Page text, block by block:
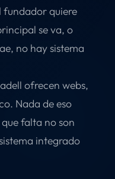
fundador quiere
se va, o
no hay sistema
ofrecen webs,
Nada de eso
falta no son
integrado